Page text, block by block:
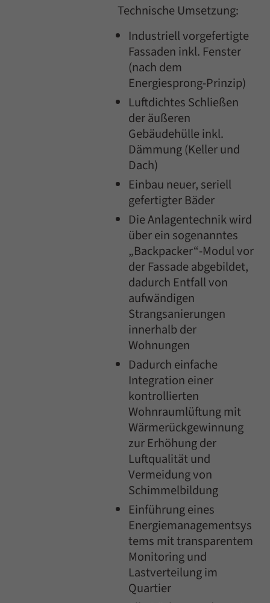
Technische Umsetzung:
Industriell vorgefertigte
Fassaden inkl. Fenster
(nach dem
Energiesprong-Prinzip)
Luftdichtes Schließen
der äußeren
Gebäudehülle inkl.
Dämmung (Keller und
Dach)
Einbau neuer, seriell
gefertigter Bäder
Die Anlagentechnik wird
über ein sogenanntes
„Backpacker“-Modul vor
der Fassade abgebildet,
dadurch Entfall von
aufwändigen
Strangsanierungen
innerhalb der
Wohnungen
Dadurch einfache
Integration einer
kontrollierten
Wohnraumlüftung mit
Wärmerückgewinnung
zur Erhöhung der
Luftqualität und
Vermeidung von
Schimmelbildung
Einführung eines
Energiemanagementsys
tems mit transparentem
Monitoring und
Lastverteilung im
Quartier